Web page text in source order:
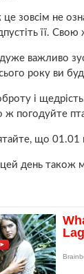
зовсім не
її.
важливо
року ви
і
ж погодуйте
що
день також